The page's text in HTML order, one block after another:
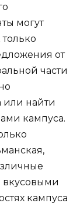
могут
от
части
или найти
кампуса.
кампуса